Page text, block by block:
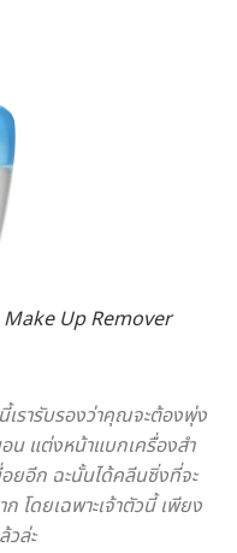
Up Remover
เรารับรองว่าคุณจะต้องพุ่ง
น แต่งหน้าแบกเครื่องสำ
ยอีก ฉะนั้นได้คลีนซิ่งที่จะ
โดยเฉพาะเจ้าตัวนี้ เพียง
วล่ะ